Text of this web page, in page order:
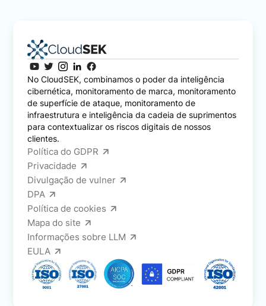
No CloudSEK, combinamos o poder da inteligência
cibernética, monitoramento de marca, monitoramento
de superfície de ataque, monitoramento de
infraestrutura e inteligência da cadeia de suprimentos
para contextualizar os riscos digitais de nossos
clientes.
Política do GDPR
Privacidade
Divulgação de vulner
DPA
Política de cookies
Mapa do site
Informações sobre LLM
EULA